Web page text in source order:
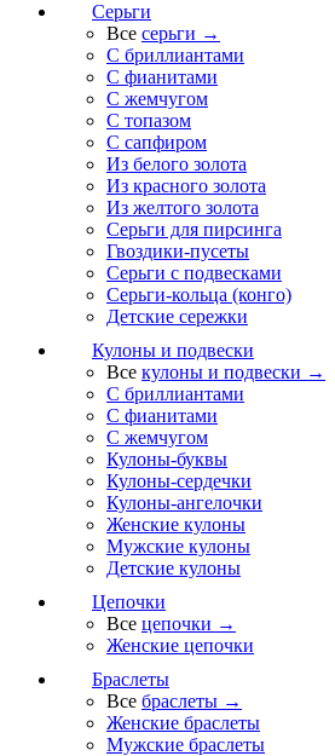
Серьги
Все серьги →
С бриллиантами
С фианитами
С жемчугом
С топазом
С сапфиром
Из белого золота
Из красного золота
Из желтого золота
Серьги для пирсинга
Гвоздики-пусеты
Серьги с подвесками
Серьги-кольца (конго)
Детские сережки
Кулоны и подвески
Все кулоны и подвески →
С бриллиантами
С фианитами
С жемчугом
Кулоны-буквы
Кулоны-сердечки
Кулоны-ангелочки
Женские кулоны
Мужские кулоны
Детские кулоны
Цепочки
Все цепочки →
Женские цепочки
Браслеты
Все браслеты →
Женские браслеты
Мужские браслеты